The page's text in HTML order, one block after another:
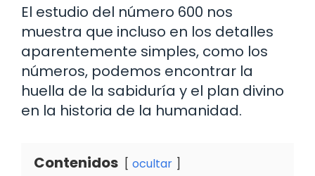
El estudio del número 600 nos
muestra que incluso en los detalles
aparentemente simples, como los
números, podemos encontrar la
huella de la sabiduría y el plan divino
en la historia de la humanidad.
Contenidos ocultar